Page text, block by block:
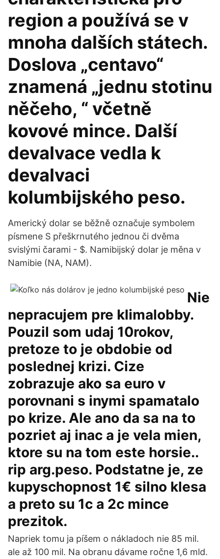
region a používá se v
mnoha dalších státech.
Doslova „centavo“
znamená „jednu stotinu
něčeho, “ včetně
kovové mince. Další
devalvace vedla k
devalvaci
kolumbijského peso.
Americký dolar se běžně označuje symbolem
písmene S přeškrnutého jednou či dvěma
svislými čarami - $. Namibijský dolar je měna v
Namibie (NA, NAM).
Nie
nepracujem pre klimalobby.
Pouzil som udaj 10rokov,
pretoze to je obdobie od
poslednej krizi. Cize
zobrazuje ako sa euro v
porovnani s inymi spamatalo
po krize. Ale ano da sa na to
pozriet aj inac a je vela mien,
ktore su na tom este horsie..
rip arg.peso. Podstatne je, ze
kupyschopnost 1€ silno klesa
a preto su 1c a 2c mince
prezitok.
Napriek tomu ja píšem o nákladoch nie 85 mil.
ale až 100 mil. Na obranu dávame ročne 1,6 mld.